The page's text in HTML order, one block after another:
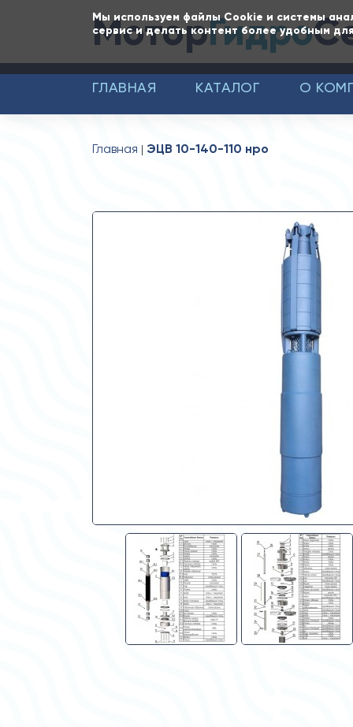
Мы используем файлы Cookie и системы
сервис и делать контент более удобным
МоторГидро
ГЛАВНАЯ КАТАЛОГ О
Главная ЭЦВ 10-140-110 нро